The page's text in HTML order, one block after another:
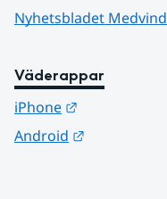
Nyhetsbladet Medvind
Väderappar
iPhone
Android